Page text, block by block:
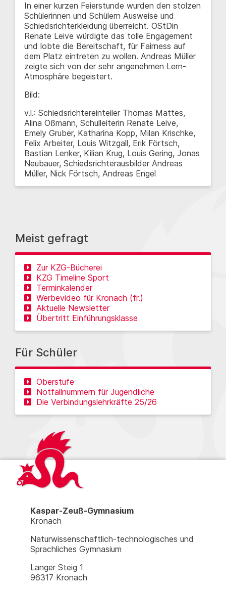
In einer kurzen Feierstunde wurden den stolzen
Schülerinnen und Schülern Ausweise und
Schiedsrichterkleidung überreicht. OStDin
Renate Leive würdigte das tolle Engagement
und lobte die Bereitschaft, für Fairness auf
dem Platz eintreten zu wollen. Andreas Müller
zeigte sich von der sehr angenehmen Lern-
Atmosphäre begeistert.
Bild:
v.l.: Schiedsrichtereinteiler Thomas Mattes,
Alina Oßmann, Schulleiterin Renate Leive,
Emely Gruber, Katharina Kopp, Milan Krischke,
Felix Arbeiter, Louis Witzgall, Erik Förtsch,
Bastian Lenker, Kilian Krug, Louis Gering, Jonas
Neubauer, Schiedsrichterausbilder Andreas
Müller, Nick Förtsch, Andreas Engel
Meist gefragt
Zur KZG-Bücherei
KZG Timeline Sport
Terminkalender
Werbevideo für Kronach (fr.)
Aktuelle Newsletter
Übertritt Einführungsklasse
Für Schüler
Oberstufe
Notfallnummern für Jugendliche
Die Verbindungslehrkräfte 25/26
Kaspar-Zeuß-Gymnasium
Kronach
Naturwissenschaftlich-technologisches und
Sprachliches Gymnasium
Langer Steig 1
96317 Kronach